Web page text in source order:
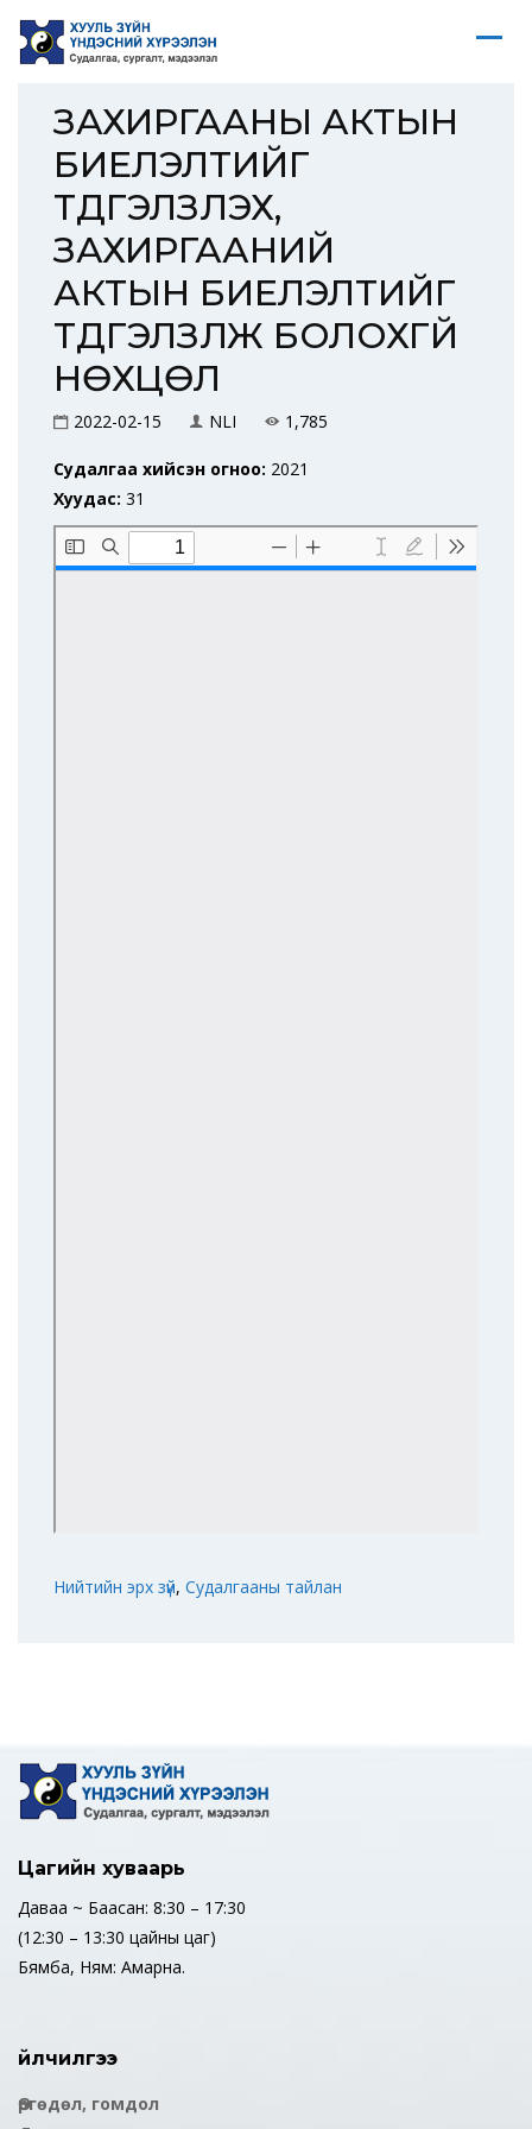
ЗАХИРГААНЫ АКТЫН
БИЕЛЭЛТИЙГ
ТҮДГЭЛЗҮҮЛЭХ,
ЗАХИРГААНИЙ
АКТЫН БИЕЛЭЛТИЙГ
ТҮДГЭЛЗҮҮЛЖ БОЛОХГҮЙ
НӨХЦӨЛ
2022-02-15 NLI 1,785
Судалгаа хийсэн огноо: 2021
Хуудас: 31
Нийтийн эрх зүй, Судалгааны тайлан
Цагийн хуваарь
Даваа ~ Баасан: 8:30 – 17:30
(12:30 – 13:30 цайны цаг)
Бямба, Ням: Амарна.
Үйлчилгээ
Өргөдөл, гомдол